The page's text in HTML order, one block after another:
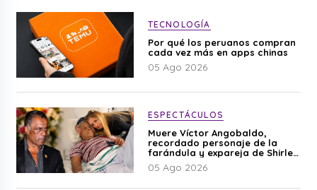
TECNOLOGÍA
Por qué los peruanos compran
cada vez más en apps chinas
05 Ago 2026
ESPECTÁCULOS
Muere Víctor Angobaldo,
recordado personaje de la
farándula y expareja de Shirley
Cherres
05 Ago 2026